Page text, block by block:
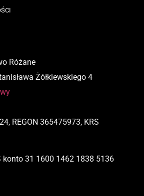
Różane
Żółkiewskiego 4
REGON 365475973, KRS
konto 31 1600 1462 1838 5136